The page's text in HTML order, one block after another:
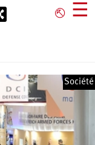
⎋ ☰
Société